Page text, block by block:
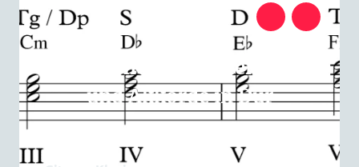
Stufentheorie: Stufenlehre
und Akkorde in Dur